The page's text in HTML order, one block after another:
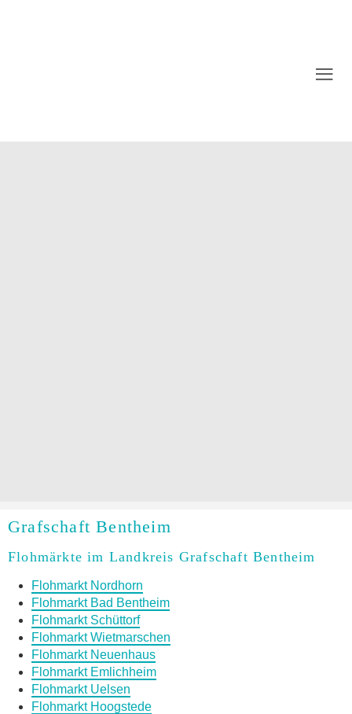
Grafschaft Bentheim
Flohmärkte im Landkreis Grafschaft Bentheim
Flohmarkt Nordhorn
Flohmarkt Bad Bentheim
Flohmarkt Schüttorf
Flohmarkt Wietmarschen
Flohmarkt Neuenhaus
Flohmarkt Emlichheim
Flohmarkt Uelsen
Flohmarkt Hoogstede